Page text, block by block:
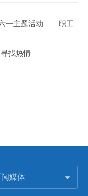
六一主题活动——职工
找热情
媒体